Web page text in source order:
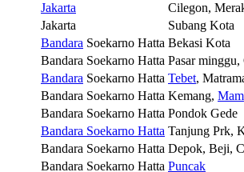
Jakarta
Cilegon,
Jakarta
Subang Kota
Bandara Soekarno Hatta Bekasi Kota
Bandara Soekarno Hatta Pasar
Bandara Soekarno Hatta Tebet,
Bandara Soekarno Hatta Kemang,
Bandara Soekarno Hatta Pondok Gede
Bandara Soekarno Hatta Tanjung Prk,
Bandara Soekarno Hatta Depok, Beji,
Bandara Soekarno Hatta Puncak